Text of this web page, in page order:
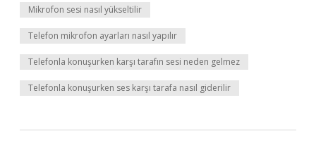
Mikrofon sesi nasıl yükseltilir
Telefon mikrofon ayarları nasıl yapılır
Telefonla konuşurken karşı tarafın sesi neden gelmez
Telefonla konuşurken ses karşı tarafa nasıl giderilir